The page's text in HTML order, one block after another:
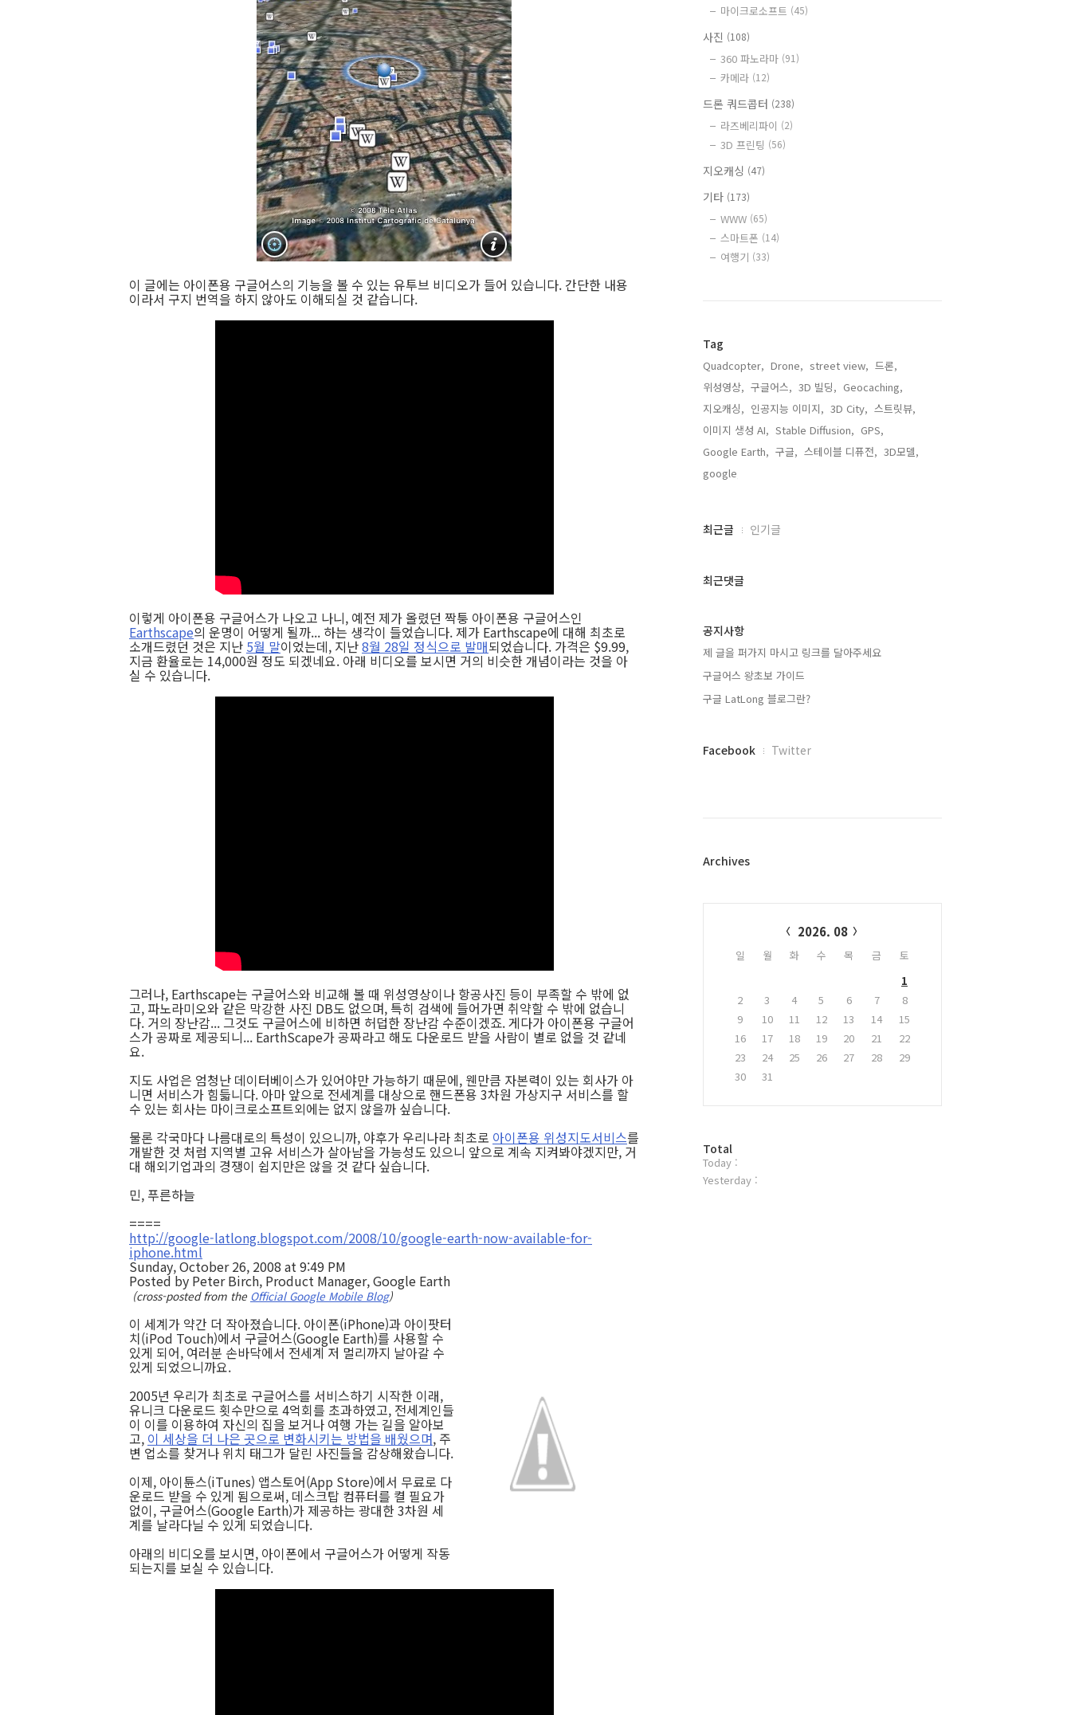
이 글에는 아이폰용 구글어스의 기능을 볼 수 있는 유투브 비디오가 들어 있습니다. 간단한 내용
이라서 구지 번역을 하지 않아도 이해되실 것 같습니다.
이렇게 아이폰용 구글어스가 나오고 나니, 예전 제가 올렸던 짝퉁 아이폰용 구글어스인
Earthscape의 운명이 어떻게 될까... 하는 생각이 들었습니다. 제가 Earthscape에 대해 최초로
소개드렸던 것은 지난 5월 말이었는데, 지난8월 28일 정식으로 발매되었습니다. 가격은 $9.99,
지금 환율로는 14,000원 정도 되겠네요. 아래 비디오를 보시면 거의 비슷한 개념이라는 것을 아
실 수 있습니다.
그러나, Earthscape는 구글어스와 비교해 볼 때 위성영상이나 항공사진 등이 부족할 수 밖에 없
고, 파노라미오와 같은 막강한 사진 DB도 없으며, 특히 검색에 들어가면 취약할 수 밖에 없습니
다. 거의 장난감... 그것도 구글어스에 비하면 허덥한 장난감 수준이겠죠. 게다가 아이폰용 구글어
스가 공짜로 제공되니... EarthScape가 공짜라고 해도 다운로드 받을 사람이 별로 없을 것 같네
요.
지도 사업은 엄청난 데이터베이스가 있어야만 가능하기 때문에, 웬만큼 자본력이 있는 회사가 아
니면 서비스가 힘듧니다. 아마 앞으로 전세계를 대상으로 핸드폰용 3차원 가상지구 서비스를 할
수 있는 회사는 마이크로소프트외에는 없지 않을까 싶습니다.
물론 각국마다 나름대로의 특성이 있으니까, 야후가 우리나라 최초로 아이폰용 위성지도서비스를
개발한 것 처럼 지역별 고유 서비스가 살아남을 가능성도 있으니 앞으로 계속 지켜봐야겠지만, 거
대 해외기업과의 경쟁이 쉽지만은 않을 것 같다 싶습니다.
민, 푸른하늘
====
http://google-latlong.blogspot.com/2008/10/google-earth-now-available-for-
iphone.html
Sunday, October 26, 2008 at 9:49 PM
Posted by Peter Birch, Product Manager, Google Earth
(cross-posted from the Official Google Mobile Blog)
이 세계가 약간 더 작아졌습니다. 아이폰(iPhone)과 아이팟터
치(iPod Touch)에서 구글어스(Google Earth)를 사용할 수
있게 되어, 여러분 손바닥에서 전세계 저 멀리까지 날아갈 수
있게 되었으니까요.
2005년 우리가 최초로 구글어스를 서비스하기 시작한 이래,
유니크 다운로드 횟수만으로 4억회를 초과하였고, 전세계인들
이 이를 이용하여 자신의 집을 보거나 여행 가는 길을 알아보
고, 이 세상을 더 나은 곳으로 변화시키는 방법을 배웠으며, 주
변 업소를 찾거나 위치 태그가 달린 사진들을 감상해왔습니다.
이제, 아이튠스(iTunes) 앱스토어(App Store)에서 무료로 다
운로드 받을 수 있게 됨으로써, 데스크탑 컴퓨터를 켤 필요가
없이, 구글어스(Google Earth)가 제공하는 광대한 3차원 세
계를 날라다닐 수 있게 되었습니다.
아래의 비디오를 보시면, 아이폰에서 구글어스가 어떻게 작동
되는지를 보실 수 있습니다.
마이크로소프트 (45)
사진 (108)
360 파노라마 (91)
카메라 (12)
드론 쿼드콥터 (238)
라즈베리파이 (2)
3D 프린팅 (56)
지오캐싱 (47)
기타 (173)
WWW (65)
스마트폰 (14)
여행기 (33)
Tag
Quadcopter, Drone, street view, 드론,
위성영상, 구글어스, 3D 빌딩, Geocaching,
지오캐싱, 인공지능 이미지, 3D City, 스트릿뷰,
이미지 생성 AI, Stable Diffusion, GPS,
Google Earth, 구글, 스테이블 디퓨전, 3D모델,
google,
최
과
글
최근글 인기글
최근댓글
공지사항
제 글을 퍼가지 마시고 링크를 달아주세요
구글어스 왕초보 가이드
구글 LatLong 블로그란?
페
플
Facebook Twitter
Archives
2026. 08
일 월 화 수 목 금
토
1
2
3 4 5 6 7
8
9
10 11 12 13 14
15
16
17 18 19 20 21
22
23
24 25 26 27 28
29
30
31
방
문
자
Total
Today :
Yesterday :